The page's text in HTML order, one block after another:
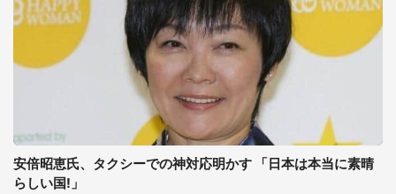
安倍昭恵氏、タクシーでの神対応明かす 「日本は本当に素晴
らしい国!」